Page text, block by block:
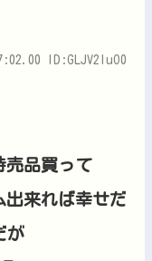
ID:GLJV2IuO0
売品買って
出来れば幸せだ
が